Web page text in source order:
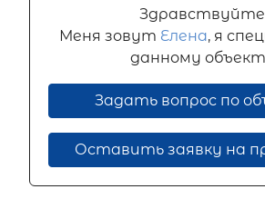
Меня зовут Елена, я
данному
Задать вопрос по
Оставить заявку на